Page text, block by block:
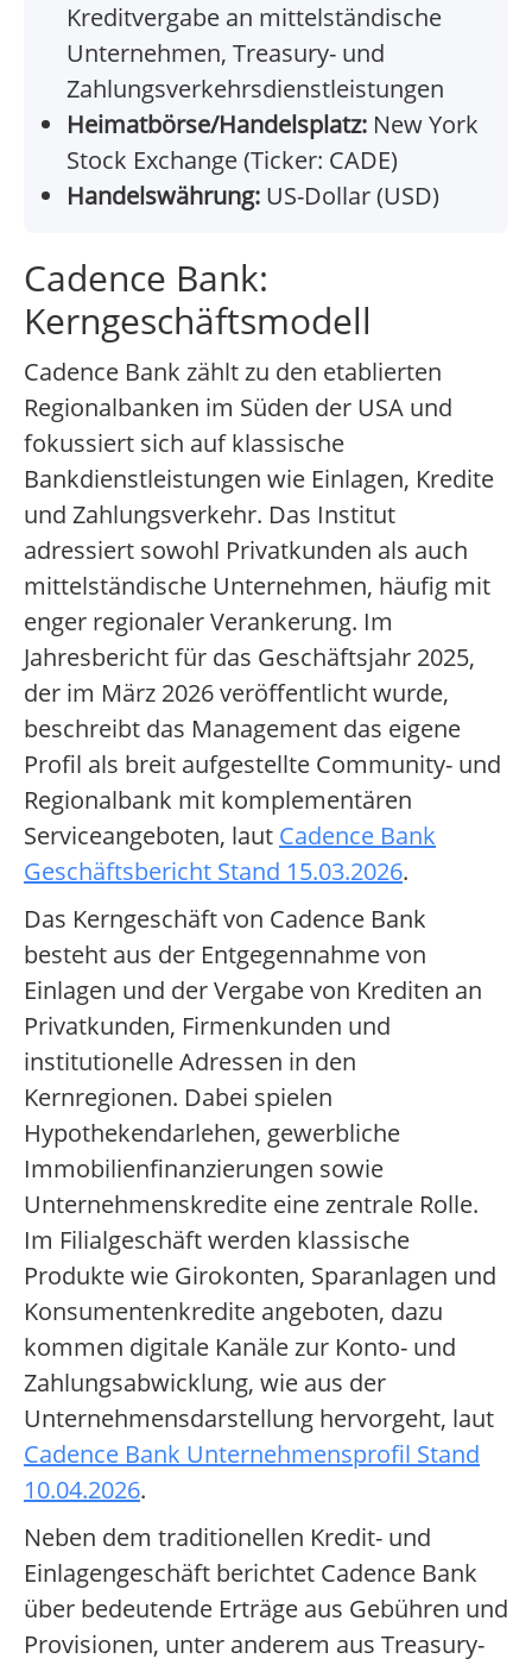
Kreditvergabe an mittelständische
Unternehmen, Treasury- und
Zahlungsverkehrsdienstleistungen
Heimatbörse/Handelsplatz: New York
Stock Exchange (Ticker: CADE)
Handelswährung: US-Dollar (USD)
Cadence Bank:
Kerngeschäftsmodell
Cadence Bank zählt zu den etablierten
Regionalbanken im Süden der USA und
fokussiert sich auf klassische
Bankdienstleistungen wie Einlagen, Kredite
und Zahlungsverkehr. Das Institut
adressiert sowohl Privatkunden als auch
mittelständische Unternehmen, häufig mit
enger regionaler Verankerung. Im
Jahresbericht für das Geschäftsjahr 2025,
der im März 2026 veröffentlicht wurde,
beschreibt das Management das eigene
Profil als breit aufgestellte Community- und
Regionalbank mit komplementären
Serviceangeboten, laut Cadence Bank
Geschäftsbericht Stand 15.03.2026.
Das Kerngeschäft von Cadence Bank
besteht aus der Entgegennahme von
Einlagen und der Vergabe von Krediten an
Privatkunden, Firmenkunden und
institutionelle Adressen in den
Kernregionen. Dabei spielen
Hypothekendarlehen, gewerbliche
Immobilienfinanzierungen sowie
Unternehmenskredite eine zentrale Rolle.
Im Filialgeschäft werden klassische
Produkte wie Girokonten, Sparanlagen und
Konsumentenkredite angeboten, dazu
kommen digitale Kanäle zur Konto- und
Zahlungsabwicklung, wie aus der
Unternehmensdarstellung hervorgeht, laut
Cadence Bank Unternehmensprofil Stand
10.04.2026.
Neben dem traditionellen Kredit- und
Einlagengeschäft berichtet Cadence Bank
über bedeutende Erträge aus Gebühren und
Provisionen, unter anderem aus Treasury-